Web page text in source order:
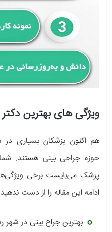
ویژگی های بهترین
هم اکنون پزشکان بسیاری
حوزه جراحی بینی هستند.
پزشک می‌بایست برخی
ادامه این مقاله را از دست
بهترین جراح بینی در